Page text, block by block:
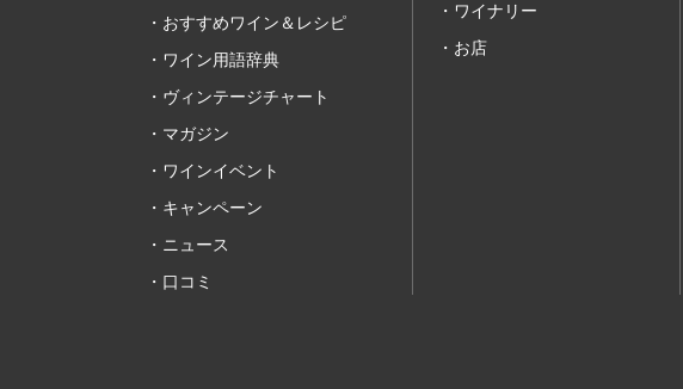
おすすめワイン＆レシピ
ワイン用語辞典
ヴィンテージチャート
マガジン
ワインイベント
キャンペーン
ニュース
口コミ
ワイナリー
お店